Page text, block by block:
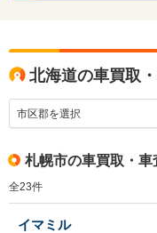
北海道の車買取
札幌市の車買取・車
全23件
イマミル